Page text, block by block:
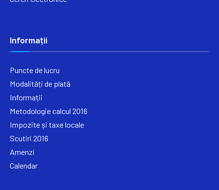
Informații
Puncte de lucru
Modalități de plată
Informații
Metodologie calcul 2016
Impozite și taxe locale
Scutiri 2016
Amenzi
Calendar